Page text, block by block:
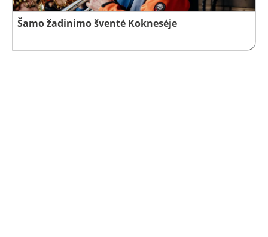
Šamo žadinimo šventė Koknesėje